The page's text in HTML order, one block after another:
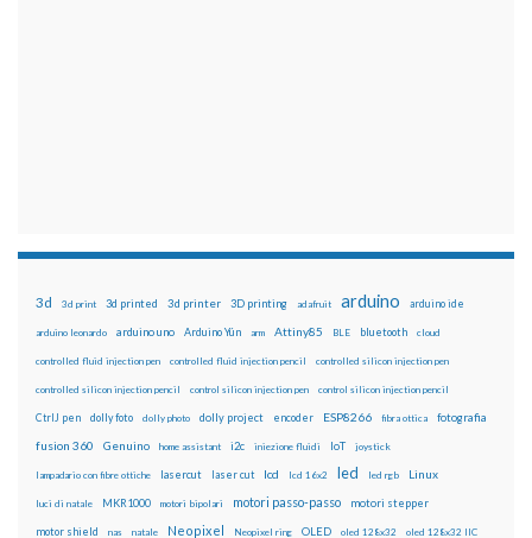
3d 3d print 3d printed 3d printer 3D printing adafruit arduino arduino ide
arduino leonardo arduino uno Arduino Yún arm Attiny85 BLE bluetooth cloud
controlled fluid injection pen controlled fluid injection pencil controlled silicon injection pen
controlled silicon injection pencil control silicon injection pen control silicon injection pencil
CtrlJ pen dolly foto dolly photo dolly project encoder ESP8266 fibra ottica fotografia
fusion 360 Genuino home assistant i2c iniezione fluidi IoT joystick
lampadario con fibre ottiche lasercut laser cut lcd lcd 16x2 led led rgb Linux
luci di natale MKR1000 motori bipolari motori passo-passo motori stepper
motor shield nas natale Neopixel Neopixel ring OLED oled 128x32 oled 128x32 IIC